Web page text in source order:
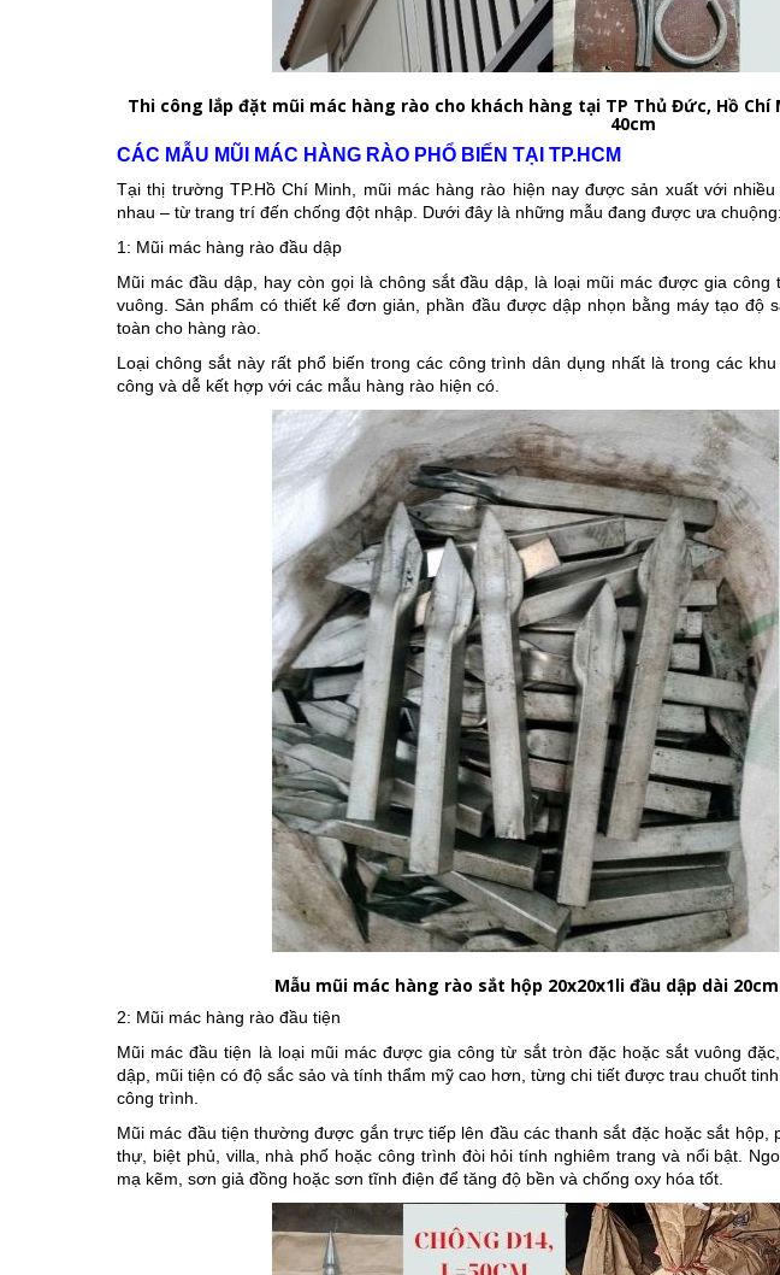
Thi công lắp đặt mũi mác hàng rào cho khách hàng tại TP Thủ Đức, Hồ
40cm
CÁC MẪU MŨI MÁC HÀNG RÀO PHỔ BIẾN TẠI TP.HCM
Tại thị trường TP.Hồ Chí Minh, mũi mác hàng rào hiện nay được sản xuất với
nhau – từ trang trí đến chống đột nhập. Dưới đây là những mẫu đang được ưa chuộng:
1: Mũi mác hàng rào đầu dập
Mũi mác đầu dập, hay còn gọi là chông sắt đầu dập, là loại mũi mác được gia
vuông. Sản phẩm có thiết kế đơn giản, phần đầu được dập nhọn bằng máy tạo độ
toàn cho hàng rào.
Loại chông sắt này rất phổ biến trong các công trình dân dụng nhất là trong các
công và dễ kết hợp với các mẫu hàng rào hiện có.
Mẫu mũi mác hàng rào sắt hộp 20x20x1li đầu dập dài
2: Mũi mác hàng rào đầu tiện
Mũi mác đầu tiện là loại mũi mác được gia công từ sắt tròn đặc hoặc sắt vuông
dập, mũi tiện có độ sắc sảo và tính thẩm mỹ cao hơn, từng chi tiết được trau chuốt
công trình.
Mũi mác đầu tiện thường được gắn trực tiếp lên đầu các thanh sắt đặc hoặc sắt
thự, biệt phủ, villa, nhà phố hoặc công trình đòi hỏi tính nghiêm trang và nổi bật.
mạ kẽm, sơn giả đồng hoặc sơn tĩnh điện để tăng độ bền và chống oxy hóa tốt.